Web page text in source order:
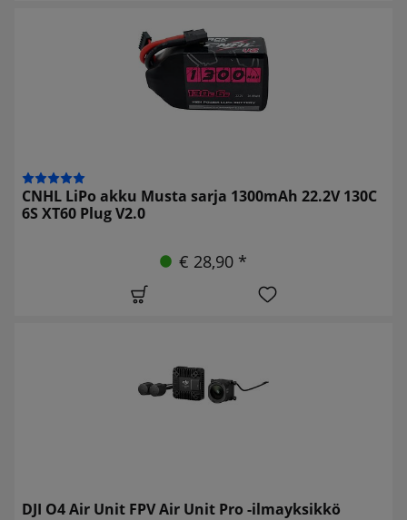
CNHL LiPo akku Musta sarja 1300mAh 22.2V 130C
6S XT60 Plug V2.0
€ 28,90 *
DJI O4 Air Unit FPV Air Unit Pro -ilmayksikkö